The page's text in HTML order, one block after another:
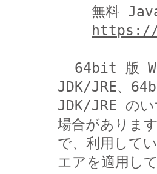
https://
JDK/JRE、
JDK/JRE のい
場合がありま
で、利用して
エアを適用し